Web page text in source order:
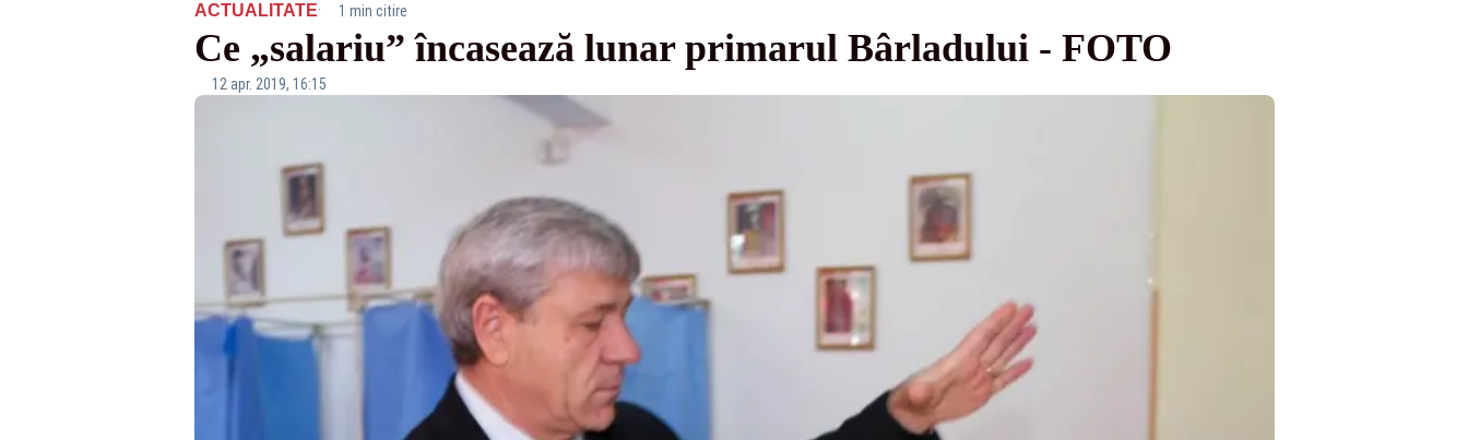
ACTUALITATE· 1 min citire
Ce „salariu” încasează lunar primarul Bârladului - FOTO
12 apr. 2019, 16:15